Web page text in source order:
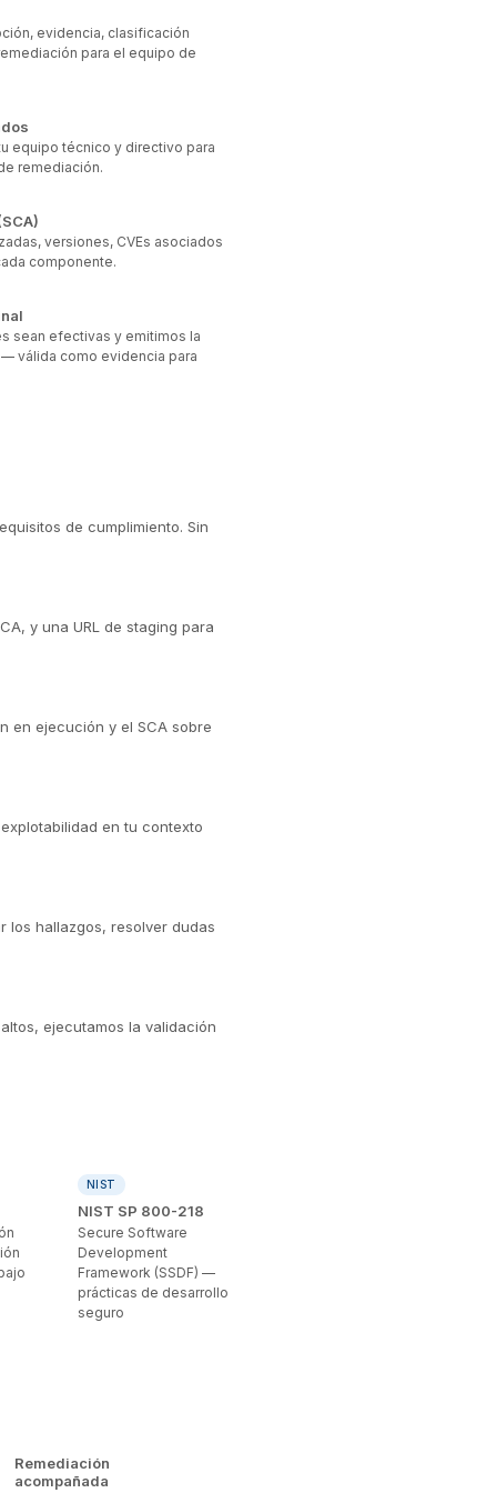
evidencia, clasificación
para el equipo de
equipo técnico y directivo para
remediación.
versiones, CVEs asociados
componente.
sean efectivas y emitimos la
válida como evidencia para
de cumplimiento. Sin
y una URL de staging para
en ejecución y el SCA sobre
en tu contexto
los hallazgos, resolver dudas
ejecutamos la validación
NIST
NIST SP 800-218
Secure Software
Development
Framework (SSDF) —
prácticas de desarrollo
seguro
Remediación
acompañada